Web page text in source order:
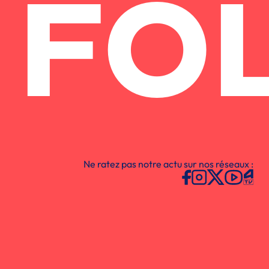
Ne ratez pas notre actu sur nos réseaux :